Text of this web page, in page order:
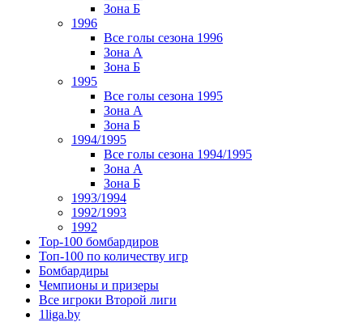
Зона Б
1996
Все голы сезона 1996
Зона А
Зона Б
1995
Все голы сезона 1995
Зона А
Зона Б
1994/1995
Все голы сезона 1994/1995
Зона А
Зона Б
1993/1994
1992/1993
1992
Top-100 бомбардиров
Топ-100 по количеству игр
Бомбардиры
Чемпионы и призеры
Все игроки Второй лиги
1liga.by